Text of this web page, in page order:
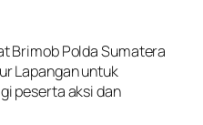
Brimob Polda Sumatera
Lapangan untuk
peserta aksi dan